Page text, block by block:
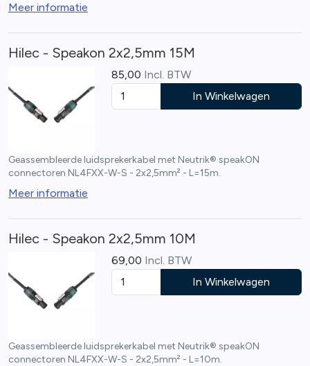
Meer informatie
Hilec - Speakon 2x2,5mm 15M
85,00 Incl. BTW
In Winkelwagen
Geassembleerde luidsprekerkabel met Neutrik® speakON
connectoren NL4FXX-W-S - 2x2,5mm² - L=15m.
Meer informatie
Hilec - Speakon 2x2,5mm 10M
69,00 Incl. BTW
In Winkelwagen
Geassembleerde luidsprekerkabel met Neutrik® speakON
connectoren NL4FXX-W-S - 2x2,5mm² - L=10m.